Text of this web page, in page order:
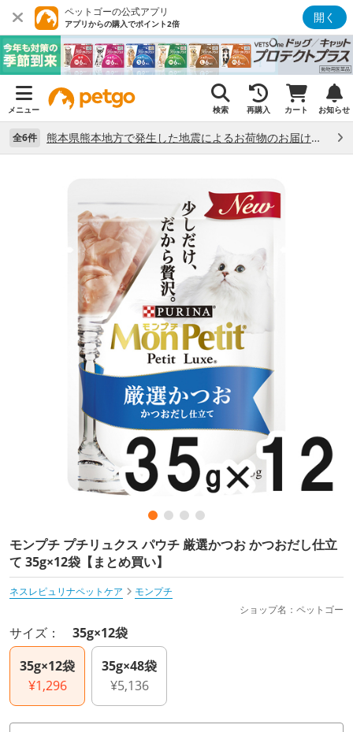
ペットゴーの公式アプリ
アプリからの購入でポイント2倍 開く
メニュー 検索 再購入 カート お知らせ
全6件 熊本県熊本地方で発生した地震によるお荷物のお届け状況について （7/28）
モンプチ プチリュクス パウチ 厳選かつお かつおだし仕立
て 35g×12袋【まとめ買い】
ネスレピュリナペットケア
モンプチ
ショップ名：ペットゴー
サイズ： 35g×12袋
35g×12袋
¥1,296
35g×48袋
¥5,136